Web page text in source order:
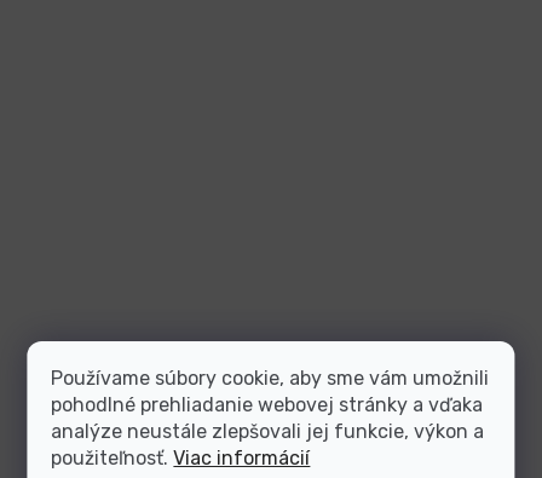
Používame súbory cookie, aby sme vám umožnili
pohodlné prehliadanie webovej stránky a vďaka
analýze neustále zlepšovali jej funkcie, výkon a
použiteľnosť.Viac informácií